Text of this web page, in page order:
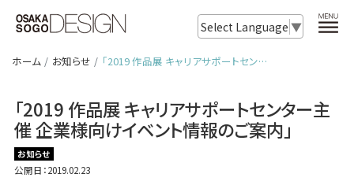
Select Language ▼
ホーム お知らせ 「2019 作品展 キャリアサポートセン…
「2019 作品展 キャリアサポートセンター主
催 企業様向けイベント情報のご案内」
お知らせ
公開日：2019.02.23